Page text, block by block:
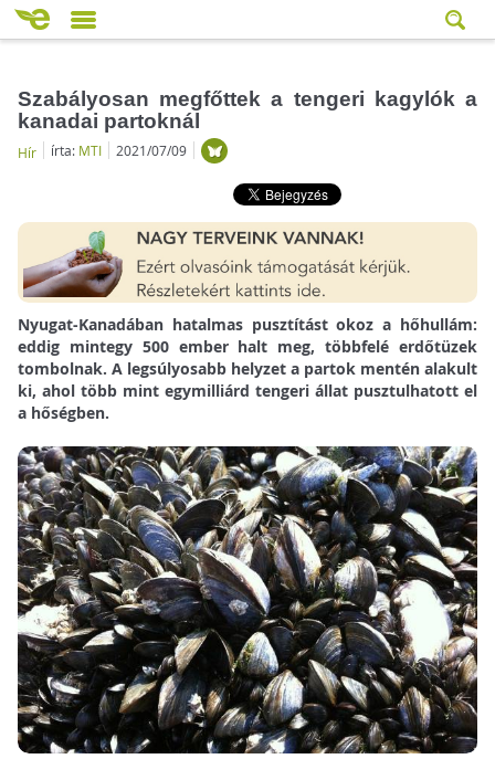
Szabályosan megfőttek a tengeri kagylók a
kanadai partoknál
Hír írta: MTI 2021/07/09
Nyugat-Kanadában hatalmas pusztítást okoz a hőhullám:
eddig mintegy 500 ember halt meg, többfelé erdőtüzek
tombolnak. A legsúlyosabb helyzet a partok mentén alakult
ki, ahol több mint egymilliárd tengeri állat pusztulhatott el
a hőségben.